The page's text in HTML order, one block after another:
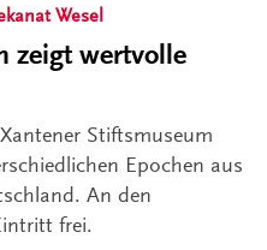
Wesel
zeigt wertvolle
Stiftsmuseum
Epochen aus
An den
frei.